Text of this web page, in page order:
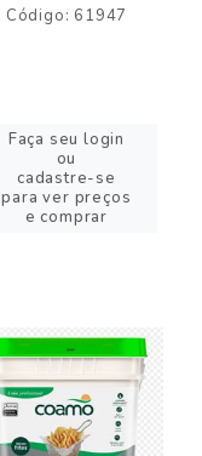
Código: 61947
Faça seu login
ou
cadastre-se
para ver preços
e comprar